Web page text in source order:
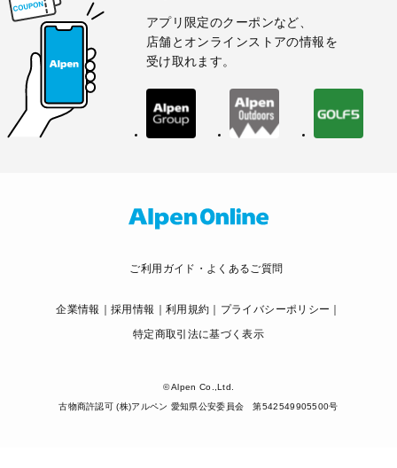
アプリ限定のクーポンなど、
店舗とオンラインストアの情報を
受け取れます。
ご利用ガイド・よくあるご質問
企業情報 採用情報 利用規約
プライバシーポリシー
特定商取引法に基づく表示
© Alpen Co.,Ltd.
古物商許認可 (株)アルペン 愛知県公安委員会 第542549905500号